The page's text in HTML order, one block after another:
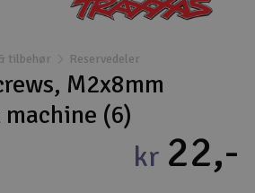
tilbehør Reservedeler
M2x8mm
(6)
kr 22,-